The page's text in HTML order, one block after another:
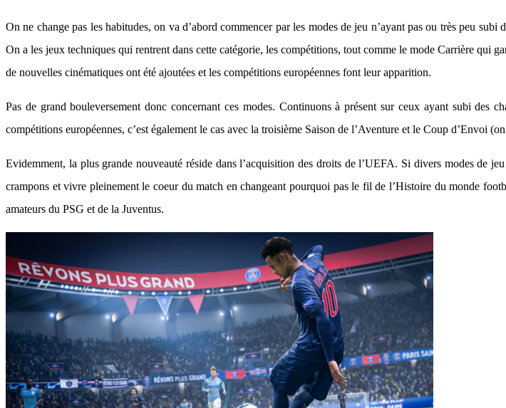
On ne change pas les habitudes, on va d’abord commencer par les modes de jeu n’ayant pas ou très peu
On a les jeux techniques qui rentrent dans cette catégorie, les compétitions, tout comme le mode Carrière qui
de nouvelles cinématiques ont été ajoutées et les compétitions européennes font leur apparition.
Pas de grand bouleversement donc concernant ces modes. Continuons à présent sur ceux ayant subi des
compétitions européennes, c’est également le cas avec la troisième Saison de l’Aventure et le Coup d’Envoi
Evidemment, la plus grande nouveauté réside dans l’acquisition des droits de l’UEFA. Si divers modes de
crampons et vivre pleinement le coeur du match en changeant pourquoi pas le fil de l’Histoire du monde
amateurs du PSG et de la Juventus.